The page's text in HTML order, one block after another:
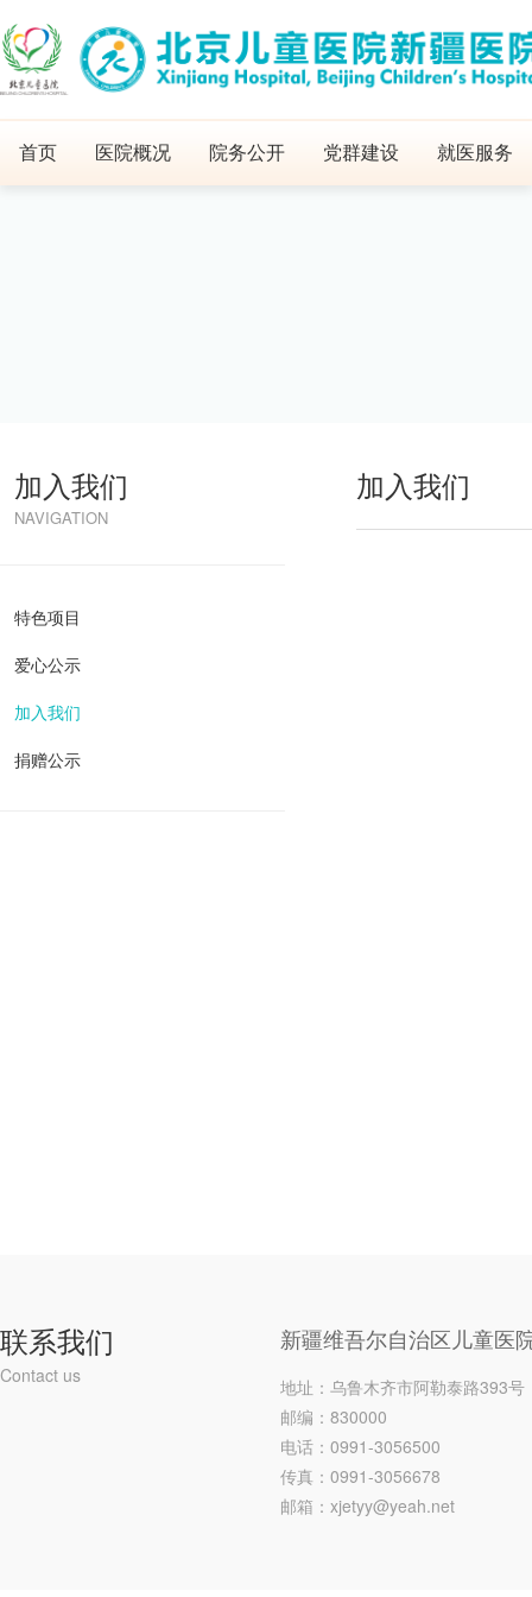
首页 医院概况 院务公开 党群建设 就医服务
加入我们
NAVIGATION
特色项目
爱心公示
加入我们
捐赠公示
加入我们
联系我们
Contact us
新疆维吾尔自治区儿童医
地址：乌鲁木齐市阿勒泰路393号
邮编：830000
电话：0991-3056500
传真：0991-3056678
邮箱：xjetyy@yeah.net